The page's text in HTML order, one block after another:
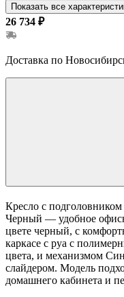
Показать все
26 734 ₽
Доставка по
Кресло с
Черный — удобное
цвете черный, с
каркасе с руа с
цвета, и механизмом
слайдером. Модель
домашнего кабинета и